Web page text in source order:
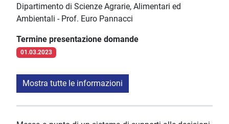
Dipartimento di Scienze Agrarie, Alimentari ed
Ambientali - Prof. Euro Pannacci
Termine presentazione domande
01.03.2023
Mostra tutte le informazioni